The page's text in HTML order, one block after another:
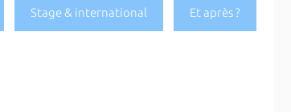
Stage & international Et après ?